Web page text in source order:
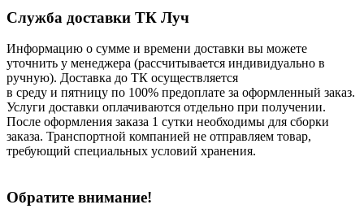
Служба доставки ТК Луч
Информацию о сумме и времени доставки вы можете
уточнить у менеджера (рассчитывается индивидуально в
ручную). Доставка до ТК осуществляется
в среду и пятницу по 100% предоплате за оформленный заказ.
Услуги доставки оплачиваются отдельно при получении.
После оформления заказа 1 сутки необходимы для сборки
заказа. Транспортной компанией не отправляем товар,
требующий специальных условий хранения.
Обратите внимание!